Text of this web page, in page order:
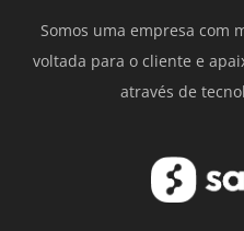
Somos uma empresa com
voltada para o cliente e
através de